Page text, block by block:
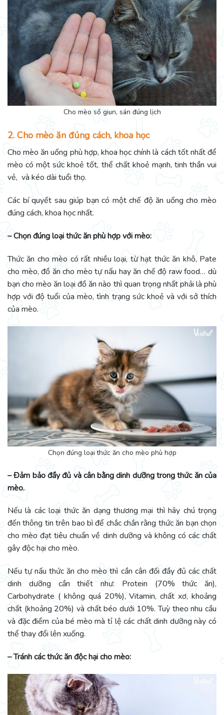
Cho mèo sổ giun, sán đúng lịch
2. Cho mèo ăn đúng cách, khoa học
Cho mèo ăn uống phù hợp, khoa học chính là cách tốt nhất để
mèo có một sức khoẻ tốt, thể chất khoẻ mạnh, tinh thần vui
vẻ, và kéo dài tuổi thọ.
Các bí quyết sau giúp bạn có một chế độ ăn uống cho mèo
đúng cách, khoa học nhất.
– Chọn đúng loại thức ăn phù hợp với mèo:
Thức ăn cho mèo có rất nhiều loại, từ hạt thức ăn khô, Pate
cho mèo, đồ ăn cho mèo tự nấu hay ăn chế độ raw food… dù
bạn cho mèo ăn loại đồ ăn nào thì quan trọng nhất phải là phù
hợp với độ tuổi của mèo, tình trạng sức khoẻ và với sở thích
của mèo.
Chọn đúng loại thức ăn cho mèo phù hợp
– Đảm bảo đầy đủ và cân bằng dinh dưỡng trong thức ăn của
mèo.
Nếu là các loại thức ăn dạng thương mại thì hãy chú trọng
đến thông tin trên bao bì để chắc chắn rằng thức ăn bạn chọn
cho mèo đạt tiêu chuẩn về dinh dưỡng và không có các chất
gây độc hại cho mèo.
Nếu tự nấu thức ăn cho mèo thì cần cân đối đầy đủ các chất
dinh dưỡng cần thiết như: Protein (70% thức ăn),
Carbohydrate ( không quá 20%), Vitamin, chất xơ, khoảng
chất (khoảng 20%) và chất béo dưới 10%. Tuỳ theo nhu cầu
và đặc điểm của bé mèo mà tỉ lệ các chất dinh dưỡng này có
thể thay đổi lên xuống.
– Tránh các thức ăn độc hại cho mèo: